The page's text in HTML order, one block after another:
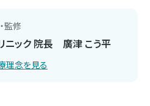
監修
ニック 院長 廣津 こう平
理念を見る